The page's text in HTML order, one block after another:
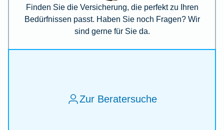
Finden Sie die Versicherung, die perfekt zu Ihren
Bedürfnissen passt. Haben Sie noch Fragen? Wir
sind gerne für Sie da.
Zur Beratersuche